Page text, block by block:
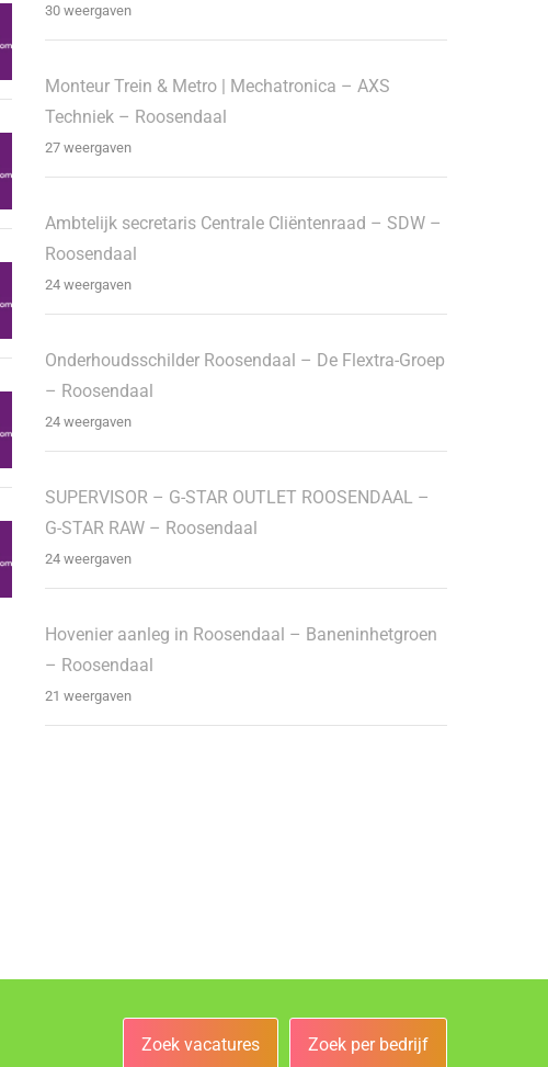
30 weergaven
Monteur Trein & Metro | Mechatronica – AXS
Techniek – Roosendaal
27 weergaven
Ambtelijk secretaris Centrale Cliëntenraad – SDW –
Roosendaal
24 weergaven
Onderhoudsschilder Roosendaal – De Flextra-Groep
– Roosendaal
24 weergaven
SUPERVISOR – G-STAR OUTLET ROOSENDAAL –
G-STAR RAW – Roosendaal
24 weergaven
Hovenier aanleg in Roosendaal – Baneninhetgroen
– Roosendaal
21 weergaven
Zoek vacatures Zoek per bedrijf